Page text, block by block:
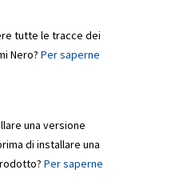
tutte le tracce dei
Nero? Per saperne
una versione
di installare una
Per saperne